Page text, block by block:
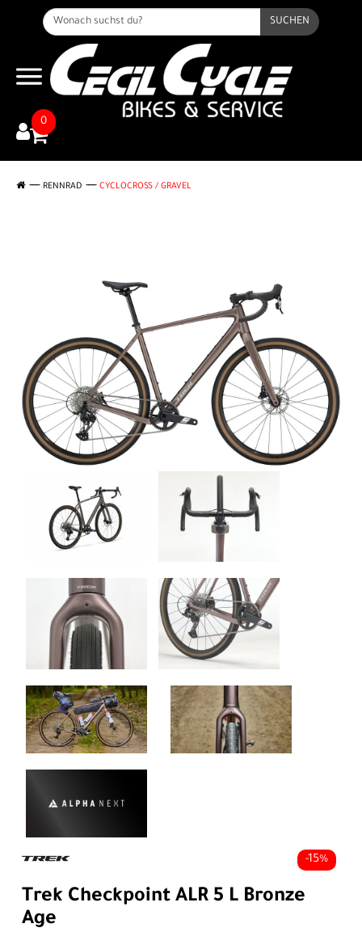
SUCHEN
0
RENNRAD CYCLOCROSS / GRAVEL
-15%
Trek Checkpoint ALR 5 L Bronze
Age